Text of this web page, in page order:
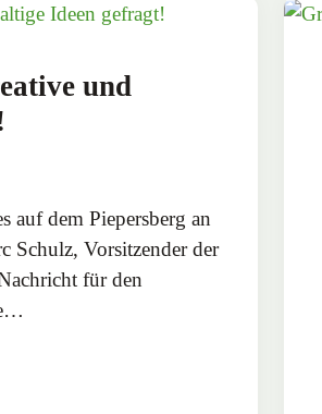
und
auf dem Piepersberg an
Schulz, Vorsitzender der
für den